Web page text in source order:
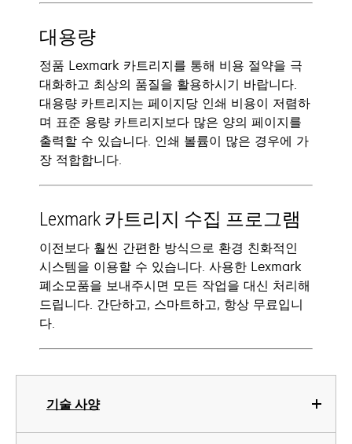
기술 사양
대용량
정품 Lexmark 카트리지를 통해 비용 절약을 극
대화하고 최상의 품질을 활용하시기 바랍니다.
대용량 카트리지는 페이지당 인쇄 비용이 저렴하
며 표준 용량 카트리지보다 많은 양의 페이지를
출력할 수 있습니다. 인쇄 볼륨이 많은 경우에 가
장 적합합니다.
Lexmark 카트리지 수집 프로그램
이전보다 훨씬 간편한 방식으로 환경 친화적인
시스템을 이용할 수 있습니다. 사용한 Lexmark
폐소모품을 보내주시면 모든 작업을 대신 처리해
드립니다. 간단하고, 스마트하고, 항상 무료입니
다.